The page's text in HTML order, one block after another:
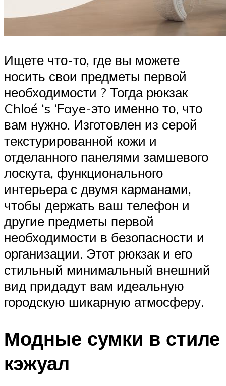
Ищете что-то, где вы можете
носить свои предметы первой
необходимости ? Тогда рюкзак
Chloé ‘s ‘Faye-это именно то, что
вам нужно. Изготовлен из серой
текстурированной кожи и
отделанного панелями замшевого
лоскута, функционального
интерьера с двумя карманами,
чтобы держать ваш телефон и
другие предметы первой
необходимости в безопасности и
организации. Этот рюкзак и его
стильный минимальный внешний
вид придадут вам идеальную
городскую шикарную атмосферу.
Модные сумки в стиле
кэжуал